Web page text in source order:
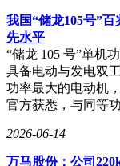
我国“储龙105号”
先水平
“储龙 105 号”单机
具备电动与发电双
功率最大的电动机
官方获悉，与同等
2026-06-14
万马股份：公司